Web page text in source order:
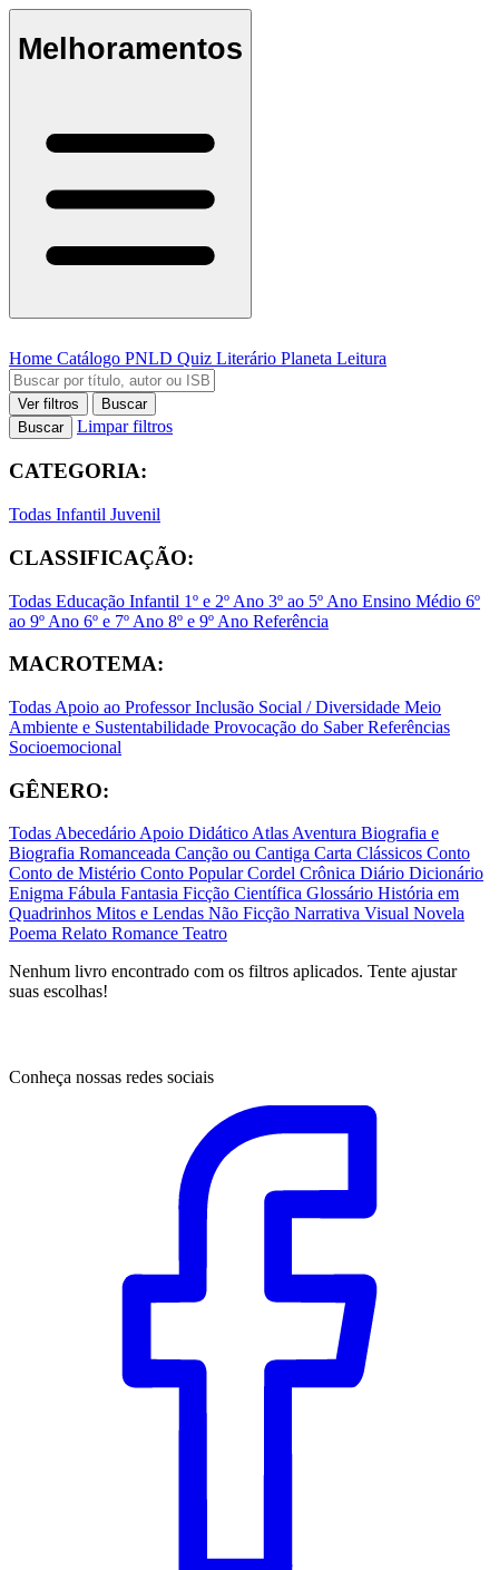
Melhoramentos
Home Catálogo PNLD Quiz Literário Planeta Leitura
Ver filtros
Buscar
Buscar
Limpar filtros
CATEGORIA:
Todas Infantil Juvenil
CLASSIFICAÇÃO:
Todas Educação Infantil 1º e 2º Ano 3º ao 5º Ano Ensino Médio 6º
ao 9º Ano 6º e 7º Ano 8º e 9º Ano Referência
MACROTEMA:
Todas Apoio ao ProfessorInclusão Social / Diversidade Meio
Ambiente e Sustentabilidade Provocação do SaberReferências
Socioemocional
GÊNERO:
TodasAbecedárioApoio DidáticoAtlasAventura Biografia e
Biografia Romanceada Canção ou Cantiga Carta Clássicos Conto
Conto de Mistério Conto PopularCordel Crônica Diário Dicionário
Enigma Fábula Fantasia Ficção Científica Glossário História em
Quadrinhos Mitos e Lendas Não Ficção Narrativa Visual Novela
Poema Relato Romance Teatro
Nenhum livro encontrado com os filtros aplicados. Tente ajustar
suas escolhas!
Conheça nossas redes sociais